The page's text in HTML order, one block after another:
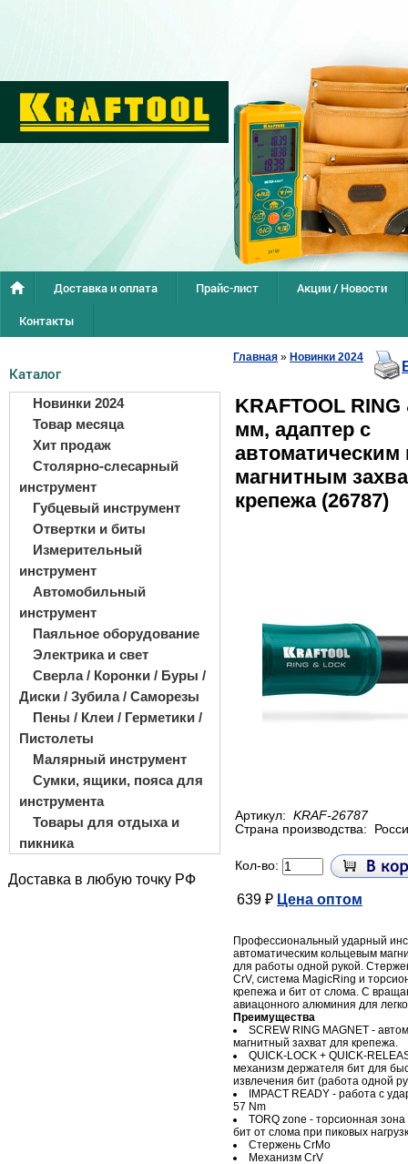
Доставка и оплата Прайс-лист
Акции / Новости
Контакты
Каталог
Новинки 2024
Товар месяца
Хит продаж
Столярно-слесарный
инструмент
Губцевый инструмент
Отвертки и биты
Измерительный
инструмент
Автомобильный
инструмент
Паяльное оборудование
Электрика и свет
Сверла / Коронки / Буры /
Диски / Зубила / Саморезы
Пены / Клеи / Герметики /
Пистолеты
Малярный инструмент
Сумки, ящики, пояса для
инструмента
Товары для отдыха и
пикника
Доставка в любую точку РФ
Главная » Новинки 2024
KRAFTOOL
мм, адаптер с
магнитным
крепежа (26787)
Артикул: KRAF-26787
Страна производства:
Кол-во:
639 ₽ Цена оптом
Профессиональный ударный
автоматическим кольцевым
для работы одной рукой.
CrV, система MagicRing и
крепежа и бит от слома. C
авиацонного алюминия для
Преимущества
SCREW RING MAGNET -
магнитный захват для крепежа.
QUICK-LOCK + QUICK-
механизм держателя бит для
извлечения бит (работа одной
IMPACT READY - работа с
57 Nm
TORQ zone - торсионная
бит от слома при пиковых
Стержень CrMo
Механизм CrV